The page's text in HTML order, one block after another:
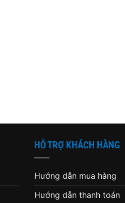
HỖ TRỢ KHÁCH HÀNG
Hướng dẫn mua hàng
Hướng dẫn thanh toán